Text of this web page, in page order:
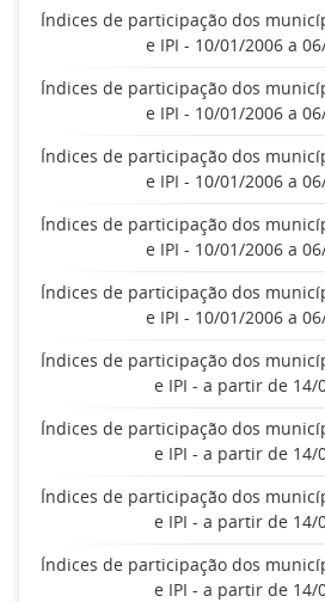
Índices de participação dos
e IPI - 10/01/2006 a
Índices de participação dos
e IPI - 10/01/2006 a
Índices de participação dos
e IPI - 10/01/2006 a
Índices de participação dos
e IPI - 10/01/2006 a
Índices de participação dos
e IPI - 10/01/2006 a
Índices de participação dos
e IPI - a partir de 14/
Índices de participação dos
e IPI - a partir de 14/
Índices de participação dos
e IPI - a partir de 14/
Índices de participação dos
e IPI - a partir de 14/